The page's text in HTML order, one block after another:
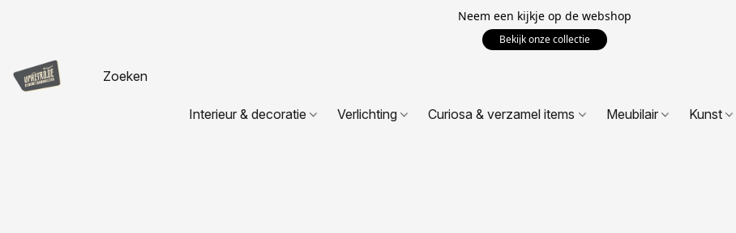
Neem een kijkje op de webshop
Bekijk onze collectie
Interieur & decoratie Verlichting Curiosa & verzamel items Meubilair Kunst